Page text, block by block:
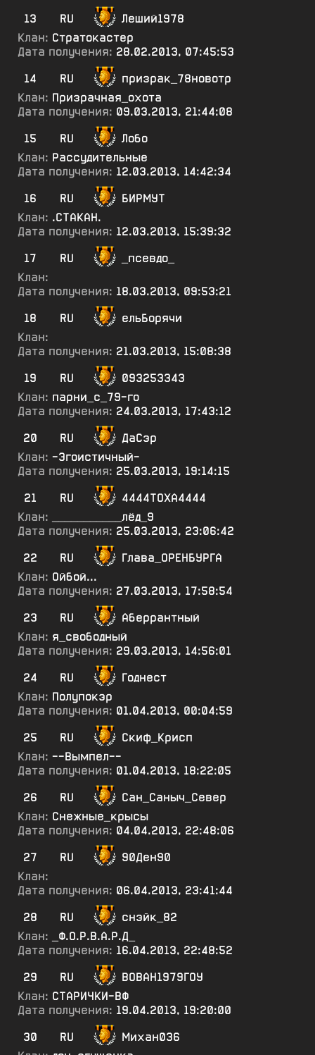
13
RU
Леший1978
Клан: Стратокастер
Дата получения: 28.02.2013, 07:45:53
14
RU
призрак_78новотр
Клан: Призрачная_охота
Дата получения: 09.03.2013, 21:44:08
15
RU
Лобо
Клан: Рассудительные
Дата получения: 12.03.2013, 14:42:34
16
RU
БИРМУТ
Клан: .СТАКАН.
Дата получения: 12.03.2013, 15:39:32
17
RU
_псевдо_
Клан:
Дата получения: 18.03.2013, 09:53:21
18
RU
ельБорячи
Клан:
Дата получения: 21.03.2013, 15:08:38
19
RU
093253343
Клан: парни_с_79-го
Дата получения: 24.03.2013, 17:43:12
20
RU
ДаСэр
Клан: -Эгоистичный-
Дата получения: 25.03.2013, 19:14:15
21
RU
4444ТОХА4444
Клан:
___________лёд_9
Дата получения: 25.03.2013, 23:06:42
22
RU
Глава_ОРЕНБУРГА
Клан: Ойбой...
Дата получения: 27.03.2013, 17:58:54
23
RU
Аберрантный
Клан: я_свободный
Дата получения: 29.03.2013, 14:56:01
24
RU
Годнест
Клан: Полупокэр
Дата получения: 01.04.2013, 00:04:59
25
RU
Скиф_Крисп
Клан: --Вымпел--
Дата получения: 01.04.2013, 18:22:05
26
RU
Сан_Саныч_Север
Клан: Снежные_крысы
Дата получения: 04.04.2013, 22:48:06
27
RU
90Ден90
Клан:
Дата получения: 06.04.2013, 23:41:44
28
RU
снэйк_82
Клан:
_Ф.О.Р.В.А.Р.Д_
Дата получения: 16.04.2013, 22:48:52
29
RU
ВОВАН1979ГОУ
Клан: СТАРИЧКИ-ВФ
Дата получения: 19.04.2013, 19:20:00
30
RU
Михан036